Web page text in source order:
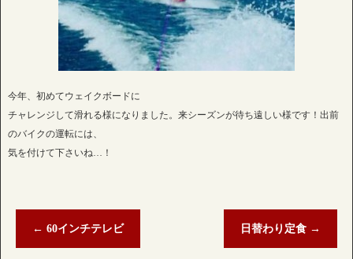
今年、初めてウェイクボードに
チャレンジして滑れる様になりました。来シーズンが待ち遠しい様です！出前
のバイクの運転には、
気を付けて下さいね…！
← 60インチテレビ 日替わり定食 →